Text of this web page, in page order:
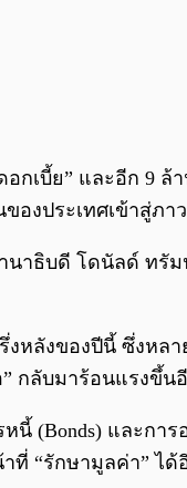
กเบี้ย” และอีก 9
งประเทศเข้าสู่ภา
าธิบดี โดนัลด์ ทรั
หลังของปีนี้ ซึ่งหล
กลับมาร้อนแรงขึ้น
(Bonds) และกา
“รักษามูลค่า” ไ